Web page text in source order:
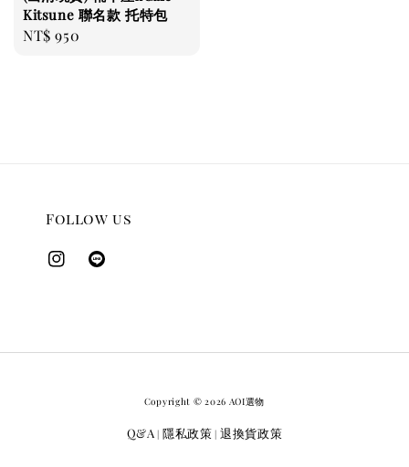
Kitsune 聯名款 托特包
Regular
NT$ 950
Follow us
Copyright © 2026 AOI選物
Q&A | 隱私政策 | 退換貨政策